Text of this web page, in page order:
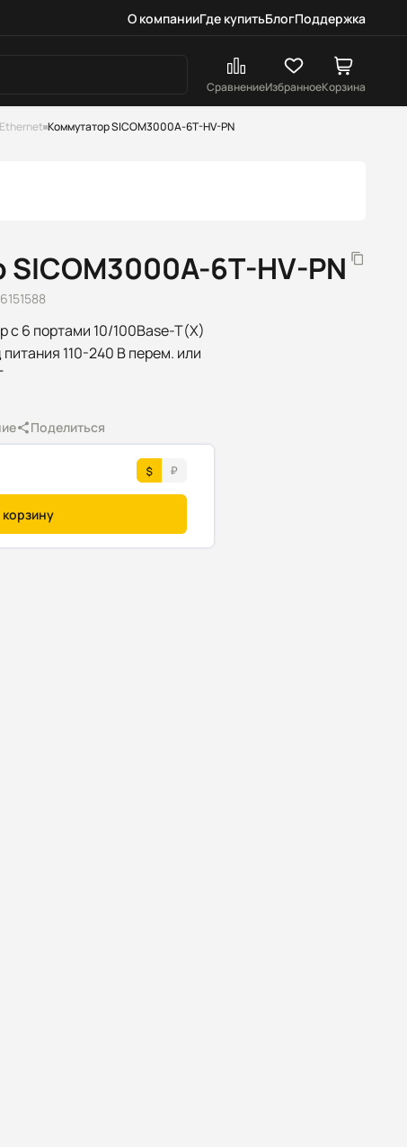
О компанииГде купитьБлогПоддержка
СравнениеИзбранноеКорзина
Коммутатор SICOM3000A-6T-HV-PN
6T-HV-PN
c 6 портами 10/100Base-T(X)
110-240 В перем. или
Поделиться
корзину